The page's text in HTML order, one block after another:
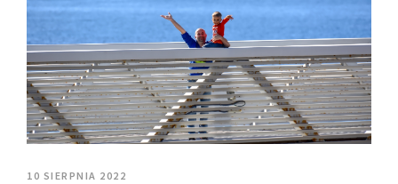
10 SIERPNIA 2022